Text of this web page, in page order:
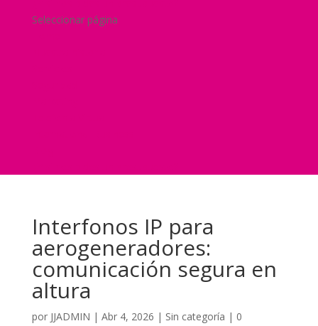
Seleccionar página
Interfonos IP para
aerogeneradores:
comunicación segura en
altura
por JJADMIN | Abr 4, 2026 | Sin categoría | 0